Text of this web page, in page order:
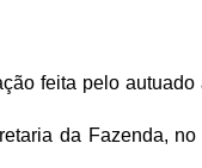
feita pelo
da Fazenda,